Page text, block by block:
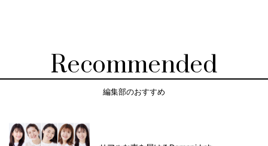
Recommended
編集部のおすすめ